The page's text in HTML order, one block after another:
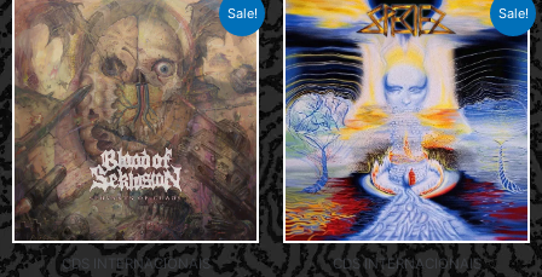
Sale!
CDS INTERNACIONAIS
Sale!
CDS INTERNACIONAIS